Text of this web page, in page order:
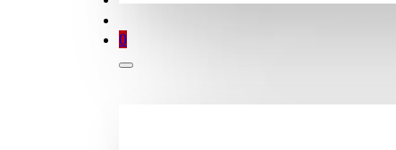
0